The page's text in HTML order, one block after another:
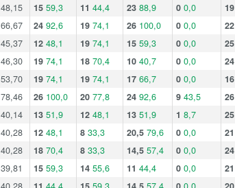
48,15 15 59,3 11 44,4 23 88,9 0 0,0 19
66,67 24 92,6 19 74,1 26 100,0 0 0,0 22
45,37 12 48,1 19 74,1 15 59,3 0 0,0 25
46,30 19 74,1 18 70,4 10 40,7 0 0,0 24
53,70 19 74,1 19 74,1 17 66,7 0 0,0 16
78,46 26 100,0 20 77,8 24 92,6 9 43,5 26
40,14 13 51,9 12 48,1 13 51,9 1 8,7 25
40,28 12 48,1 8 33,3 20,5 79,6 0 0,0 21
40,28 18 70,4 8 33,3 14,5 57,4 0 0,0 24
39,81 15 59,3 14 55,6 11 44,4 0 0,0 21